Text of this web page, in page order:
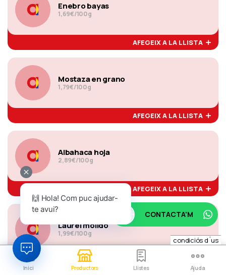
Enebro bayas
1,69€/100g
AFEGEIX A LA LLISTA
Mostaza en grano
1,79€/100g
AFEGEIX A LA LLISTA
Albahaca hoja
2,89€/100g
AFEGEIX A LA LLISTA
Laurel molido
1,99€/100g
AFEGEIX A LA LLISTA
condiciós d´us
Inici Productors Llistes Ajuda
CONTACTA'M
🙌 Hola! Com puc ajudar-
te avui?